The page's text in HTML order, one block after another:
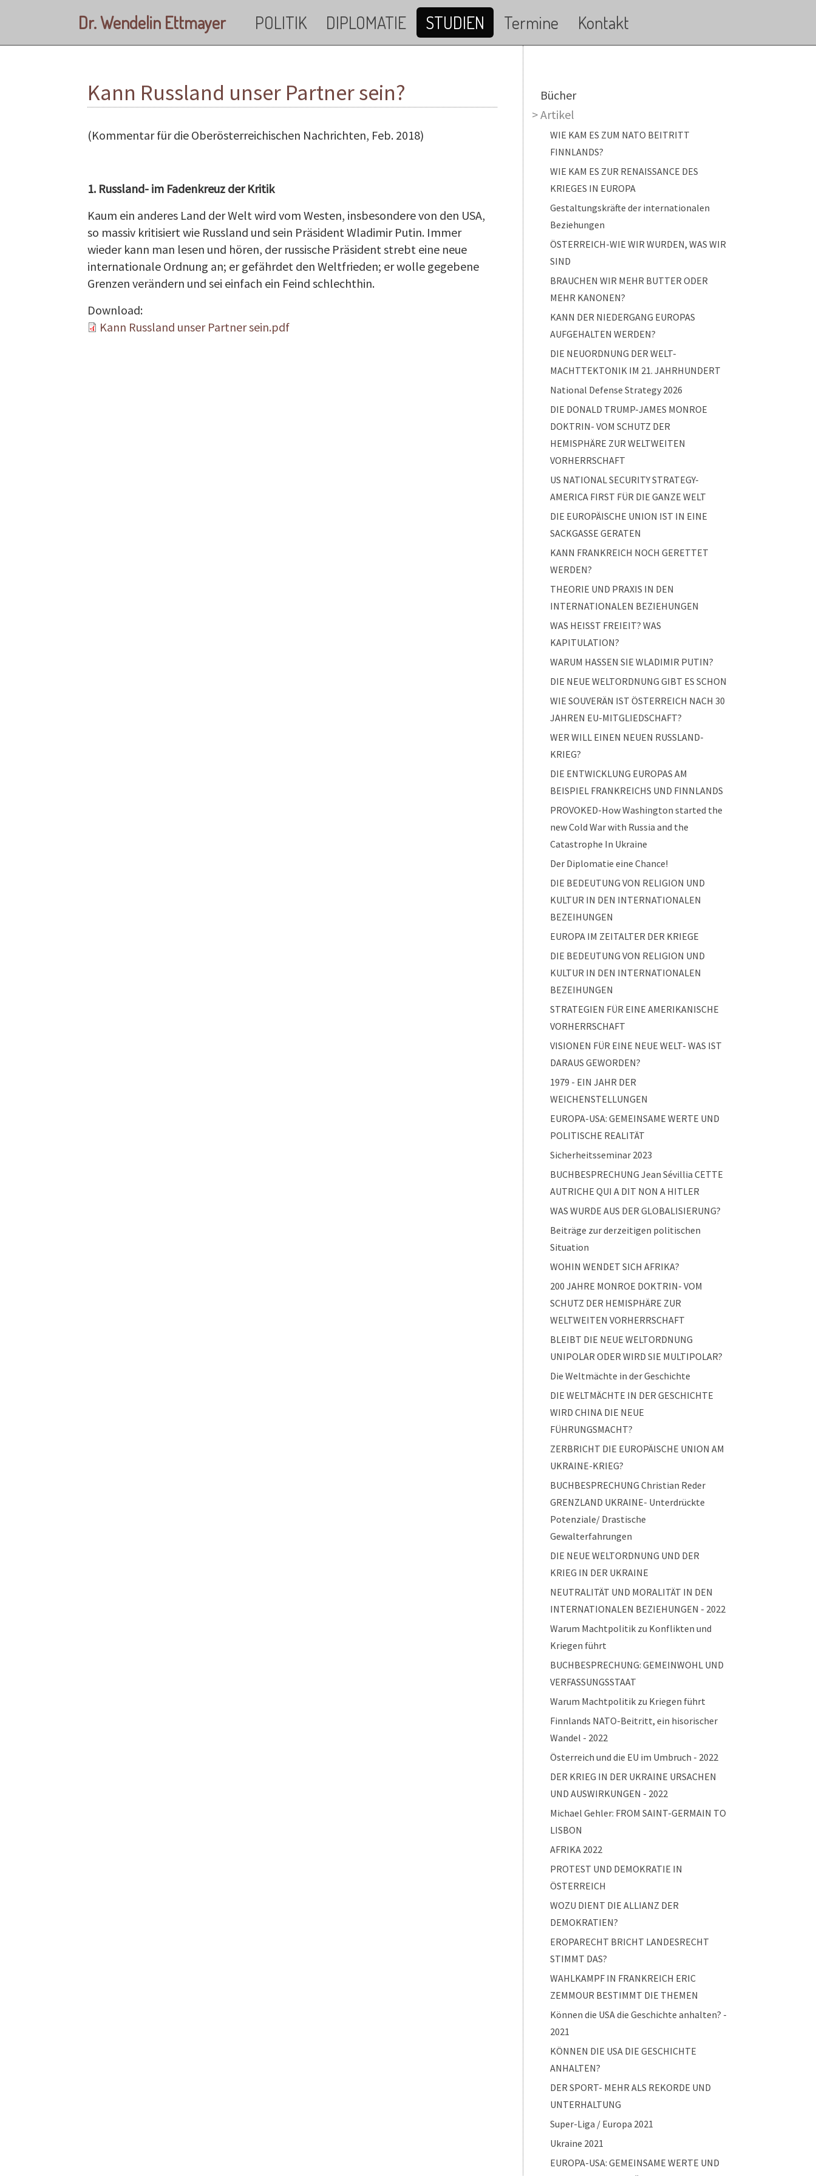
Dr. Wendelin Ettmayer POLITIK DIPLOMATIE STUDIEN Termine Kontakt
Kann Russland unser Partner sein?
(Kommentar für die Oberösterreichischen Nachrichten, Feb. 2018)
1. Russland- im Fadenkreuz der Kritik
Kaum ein anderes Land der Welt wird vom Westen, insbesondere von den USA,
so massiv kritisiert wie Russland und sein Präsident Wladimir Putin. Immer
wieder kann man lesen und hören, der russische Präsident strebt eine neue
internationale Ordnung an; er gefährdet den Weltfrieden; er wolle gegebene
Grenzen verändern und sei einfach ein Feind schlechthin.
Download:
Kann Russland unser Partner sein.pdf
Main navigation
Bücher
Artikel
WIE KAM ES ZUM NATO BEITRITT
FINNLANDS?
WIE KAM ES ZUR RENAISSANCE DES
KRIEGES IN EUROPA
Gestaltungskräfte der internationalen
Beziehungen
ÖSTERREICH-WIE WIR WURDEN, WAS WIR
SIND
BRAUCHEN WIR MEHR BUTTER ODER
MEHR KANONEN?
KANN DER NIEDERGANG EUROPAS
AUFGEHALTEN WERDEN?
DIE NEUORDNUNG DER WELT-
MACHTTEKTONIK IM 21. JAHRHUNDERT
National Defense Strategy 2026
DIE DONALD TRUMP-JAMES MONROE
DOKTRIN- VOM SCHUTZ DER
HEMISPHÄRE ZUR WELTWEITEN
VORHERRSCHAFT
US NATIONAL SECURITY STRATEGY-
AMERICA FIRST FÜR DIE GANZE WELT
DIE EUROPÄISCHE UNION IST IN EINE
SACKGASSE GERATEN
KANN FRANKREICH NOCH GERETTET
WERDEN?
THEORIE UND PRAXIS IN DEN
INTERNATIONALEN BEZIEHUNGEN
WAS HEISST FREIEIT? WAS
KAPITULATION?
WARUM HASSEN SIE WLADIMIR PUTIN?
DIE NEUE WELTORDNUNG GIBT ES SCHON
WIE SOUVERÄN IST ÖSTERREICH NACH 30
JAHREN EU-MITGLIEDSCHAFT?
WER WILL EINEN NEUEN RUSSLAND-
KRIEG?
DIE ENTWICKLUNG EUROPAS AM
BEISPIEL FRANKREICHS UND FINNLANDS
PROVOKED-How Washington started the
new Cold War with Russia and the
Catastrophe In Ukraine
Der Diplomatie eine Chance!
DIE BEDEUTUNG VON RELIGION UND
KULTUR IN DEN INTERNATIONALEN
BEZEIHUNGEN
EUROPA IM ZEITALTER DER KRIEGE
DIE BEDEUTUNG VON RELIGION UND
KULTUR IN DEN INTERNATIONALEN
BEZEIHUNGEN
STRATEGIEN FÜR EINE AMERIKANISCHE
VORHERRSCHAFT
VISIONEN FÜR EINE NEUE WELT- WAS IST
DARAUS GEWORDEN?
1979 - EIN JAHR DER
WEICHENSTELLUNGEN
EUROPA-USA: GEMEINSAME WERTE UND
POLITISCHE REALITÄT
Sicherheitsseminar 2023
BUCHBESPRECHUNG Jean Sévillia CETTE
AUTRICHE QUI A DIT NON A HITLER
WAS WURDE AUS DER GLOBALISIERUNG?
Beiträge zur derzeitigen politischen
Situation
WOHIN WENDET SICH AFRIKA?
200 JAHRE MONROE DOKTRIN- VOM
SCHUTZ DER HEMISPHÄRE ZUR
WELTWEITEN VORHERRSCHAFT
BLEIBT DIE NEUE WELTORDNUNG
UNIPOLAR ODER WIRD SIE MULTIPOLAR?
Die Weltmächte in der Geschichte
DIE WELTMÄCHTE IN DER GESCHICHTE
WIRD CHINA DIE NEUE
FÜHRUNGSMACHT?
ZERBRICHT DIE EUROPÄISCHE UNION AM
UKRAINE-KRIEG?
BUCHBESPRECHUNG Christian Reder
GRENZLAND UKRAINE- Unterdrückte
Potenziale/ Drastische
Gewalterfahrungen
DIE NEUE WELTORDNUNG UND DER
KRIEG IN DER UKRAINE
NEUTRALITÄT UND MORALITÄT IN DEN
INTERNATIONALEN BEZIEHUNGEN - 2022
Warum Machtpolitik zu Konflikten und
Kriegen führt
BUCHBESPRECHUNG: GEMEINWOHL UND
VERFASSUNGSSTAAT
Warum Machtpolitik zu Kriegen führt
Finnlands NATO-Beitritt, ein hisorischer
Wandel - 2022
Österreich und die EU im Umbruch - 2022
DER KRIEG IN DER UKRAINE URSACHEN
UND AUSWIRKUNGEN - 2022
Michael Gehler: FROM SAINT-GERMAIN TO
LISBON
AFRIKA 2022
PROTEST UND DEMOKRATIE IN
ÖSTERREICH
WOZU DIENT DIE ALLIANZ DER
DEMOKRATIEN?
EROPARECHT BRICHT LANDESRECHT
STIMMT DAS?
WAHLKAMPF IN FRANKREICH ERIC
ZEMMOUR BESTIMMT DIE THEMEN
Können die USA die Geschichte anhalten? -
2021
KÖNNEN DIE USA DIE GESCHICHTE
ANHALTEN?
DER SPORT- MEHR ALS REKORDE UND
UNTERHALTUNG
Super-Liga / Europa 2021
Ukraine 2021
EUROPA-USA: GEMEINSAME WERTE UND